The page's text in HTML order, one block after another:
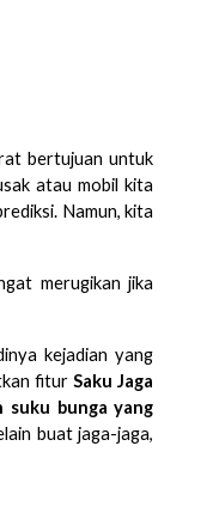
bertujuan untuk
atau mobil kita
Namun, kita
merugikan jika
kejadian yang
fiturSaku Jaga
suku bunga yang
buat jaga-jaga,